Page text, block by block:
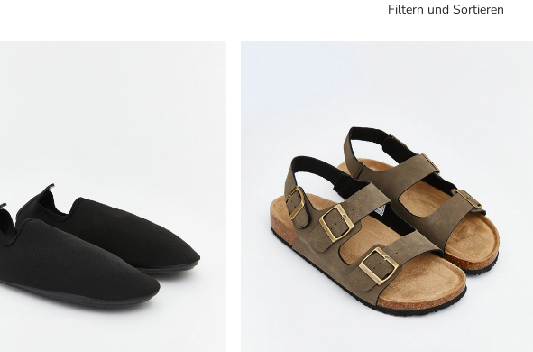
Filtern und Sortieren